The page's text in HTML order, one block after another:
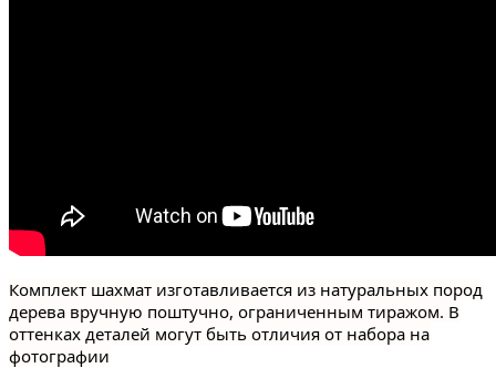
Комплект шахмат изготавливается из натуральных пород
дерева вручную поштучно, ограниченным тиражом. В
оттенках деталей могут быть отличия от набора на
фотографии